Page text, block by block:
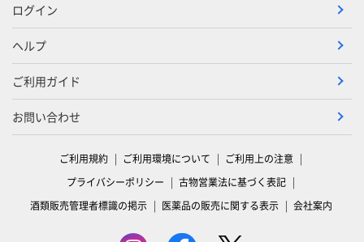
ログイン
ヘルプ
ご利用ガイド
お問い合わせ
ご利用規約 ご利用環境について
ご利用上の注意
プライバシーポリシー
古物営業法に基づく表記
酒類販売管理者標識の掲示
医薬品の販売に関する表示 会社案内